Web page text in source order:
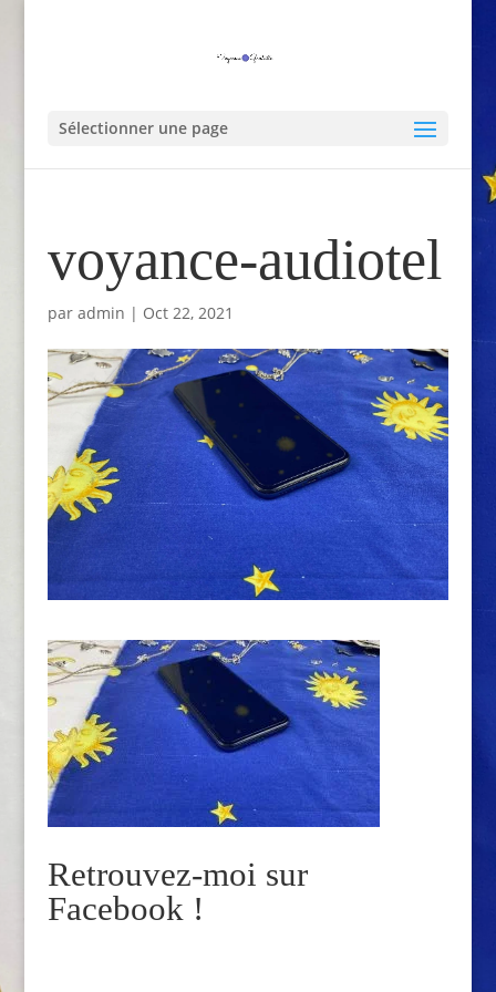
Sélectionner une page
voyance-audiotel
par admin | Oct 22, 2021
Retrouvez-moi sur
Facebook !